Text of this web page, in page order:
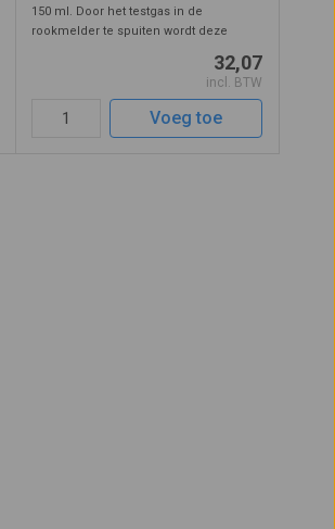
150 ml. Door het testgas in de
rookmelder te spuiten wordt deze
deze wijze kunt u controleren of de
melders nog goed functioneren. Uniek
32,07
incl. BTW
Voeg toe